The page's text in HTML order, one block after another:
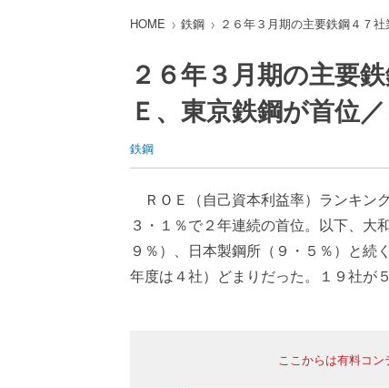
HOME 鉄鋼 ２６年３月期の主要鉄鋼４７
２６年３月期の主要
Ｅ、東京鉄鋼が首位
鉄鋼
ＲＯＥ（自己資本利益率）ランキン
３・１％で２年連続の首位。以下、大
９％）、日本製鋼所（９・５％）と
年度は４社）どまりだった。１９社が
ここからは有料コン